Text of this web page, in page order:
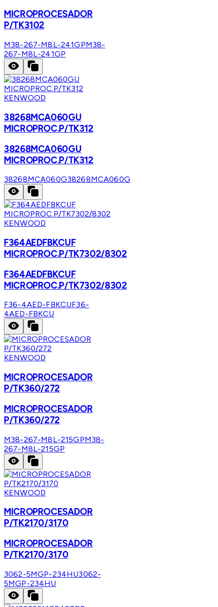
MICROPROCESADOR
P/TK3102
M38-267-M8L-241GPM38-
267-M8L-241GP
KENWOOD
38268MCA060GU
MICROPROC.P/TK312
38268MCA060GU
MICROPROC.P/TK312
38268MCA060G38268MCA060G
KENWOOD
F364AEDFBKCUF
MICROPROC.P/TK7302/8302
F364AEDFBKCUF
MICROPROC.P/TK7302/8302
F36-4AED-FBKCUF36-
4AED-FBKCU
KENWOOD
MICROPROCESADOR
P/TK360/272
MICROPROCESADOR
P/TK360/272
M38-267-M8L-215GPM38-
267-M8L-215GP
KENWOOD
MICROPROCESADOR
P/TK2170/3170
MICROPROCESADOR
P/TK2170/3170
3062-5MGP-234HU3062-
5MGP-234HU